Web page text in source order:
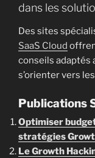
dans les
Des sites
SaaS Cloud
conseils adaptés
s’orienter vers
Publications
Optimiser
stratégies
Le Growth